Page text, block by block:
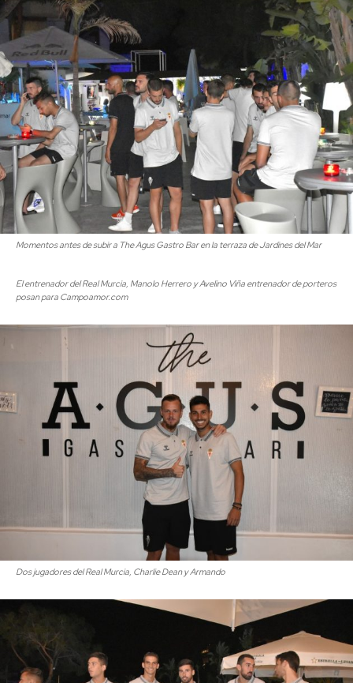
Momentos antes de subir a The Agus Gastro Bar en la terraza de Jardines del Mar
El entrenador del Real Murcia, Manolo Herrero y Avelino Viña entrenador de porteros
posan para Campoamor.com
Dos jugadores del Real Murcia, Charlie Dean y Armando